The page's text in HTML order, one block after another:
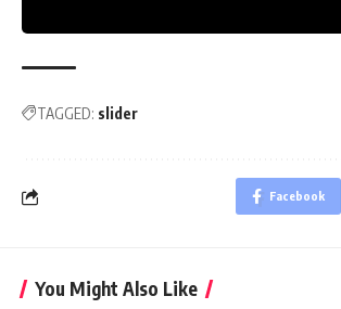
TAGGED: slider
Facebook
You Might Also Like